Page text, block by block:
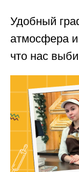
Удобный
атмосфера
что нас